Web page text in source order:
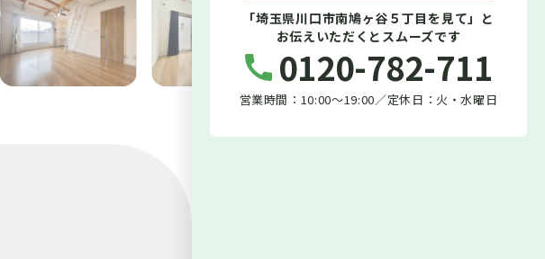
「埼玉県川口市南鳩ヶ谷５丁目を見て」と
お伝えいただくとスムーズです
0120-782-711
営業時間：10:00～19:00／定休日：火・水曜日